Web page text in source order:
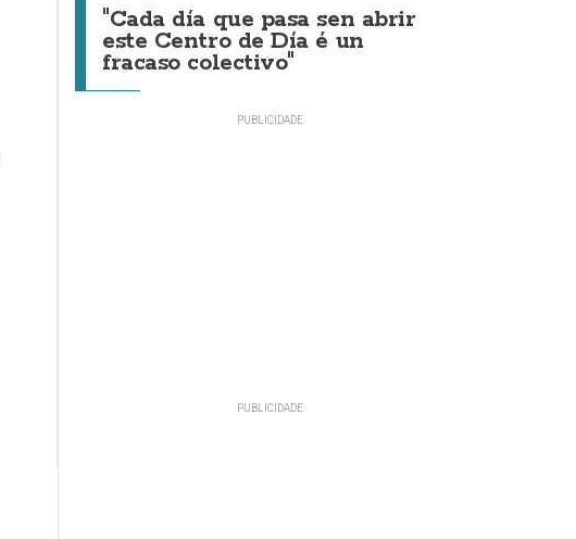
"Cada día que pasa sen abrir
este Centro de Día é un
fracaso colectivo"